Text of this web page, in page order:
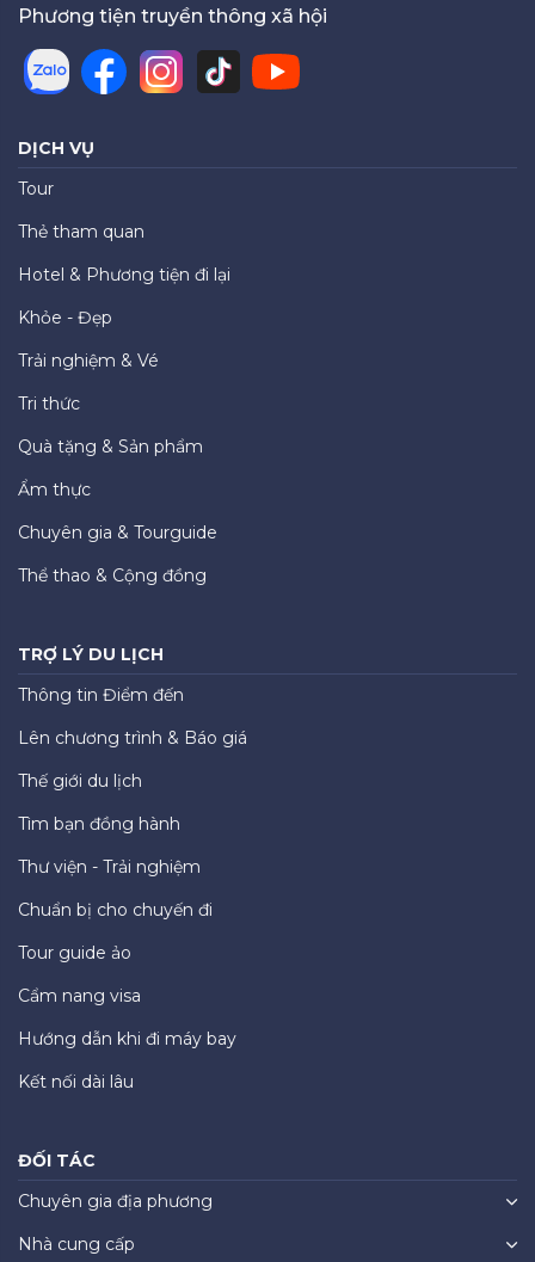
Phương tiện truyền thông xã hội
DỊCH VỤ
Tour
Thẻ tham quan
Hotel & Phương tiện đi lại
Khỏe - Đẹp
Trải nghiệm & Vé
Tri thức
Quà tặng & Sản phẩm
Ẩm thực
Chuyên gia & Tourguide
Thể thao & Cộng đồng
TRỢ LÝ DU LỊCH
Thông tin Điểm đến
Lên chương trình & Báo giá
Thế giới du lịch
Tìm bạn đồng hành
Thư viện - Trải nghiệm
Chuẩn bị cho chuyến đi
Tour guide ảo
Cẩm nang visa
Hướng dẫn khi đi máy bay
Kết nối dài lâu
ĐỐI TÁC
Chuyên gia địa phương
Nhà cung cấp